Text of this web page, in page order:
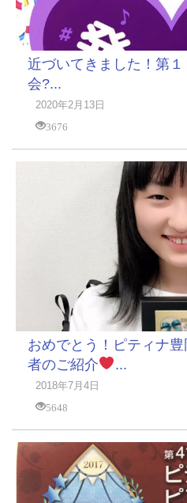
近づいてきました！第
会?...
2020年2月13日
3676
おめでとう！ピティナ
者のご紹介
...
2018年7月4日
5648